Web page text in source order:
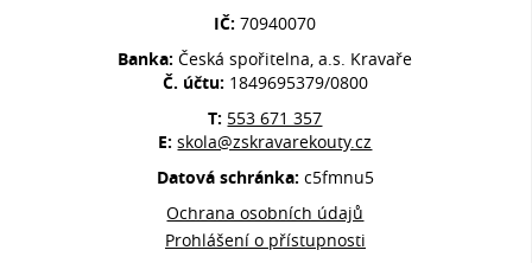
IČ:70940070
Banka:Česká spořitelna, a.s. Kravaře
Č. účtu: 1849695379/0800
T: 553 671 357
E:skola@zskravarekouty.cz
Datová schránka: c5fmnu5
Ochrana osobních údajů
Prohlášení o přístupnosti